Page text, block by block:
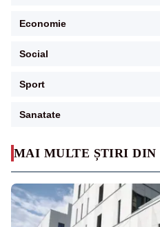
MAI MULTE ȘTIRI DIN
Economie
Social
Sport
Sanatate